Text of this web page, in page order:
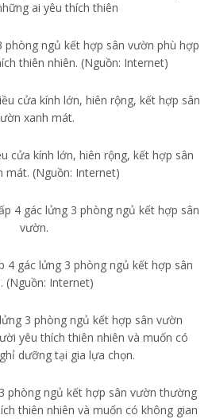
phòng ngủ kết hợp sân vườn phù hợp
thiên nhiên. (Nguồn: Internet)
cửa kính lớn, hiên rộng, kết hợp sân
mát. (Nguồn: Internet)
4 gác lửng 3 phòng ngủ kết hợp sân
(Nguồn: Internet)
phòng ngủ kết hợp sân vườn thường
thiên nhiên và muốn có không gian